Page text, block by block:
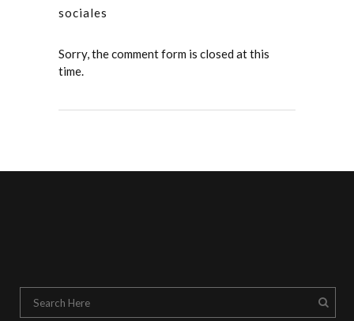
sociales
Sorry, the comment form is closed at this
time.